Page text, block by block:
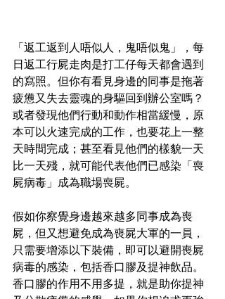
「返工返到人唔似人，鬼唔似鬼」，每
日返工行屍走肉是打工仔每天都會遇到
的寫照。但你有看見身邊的同事是拖著
疲憊又失去靈魂的身驅回到辦公室嗎？
或者發現他們行動和動作相當緩慢，原
本可以火速完成的工作，也要花上一整
天時間完成；甚至看見他們的樣貌一天
比一天殘，就可能代表他們已感染「喪
屍病毒」成為職場喪屍。
假如你察覺身邊越來越多同事成為喪
屍，但又想避免成為喪屍大軍的一員，
只需要增添以下裝備，即可以避開喪屍
病毒的感染，包括香口膠及提神飲品。
香口膠的作用不用多提，就是助你提神